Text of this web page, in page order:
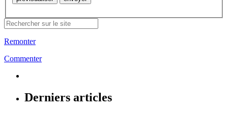
Remonter
Commenter
Derniers articles